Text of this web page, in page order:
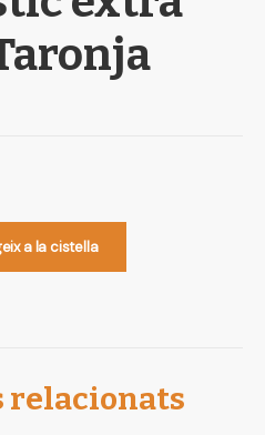
a la cistella
relacionats